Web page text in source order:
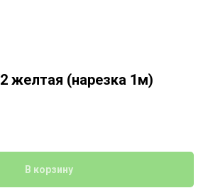
желтая (нарезка 1м)
В корзину